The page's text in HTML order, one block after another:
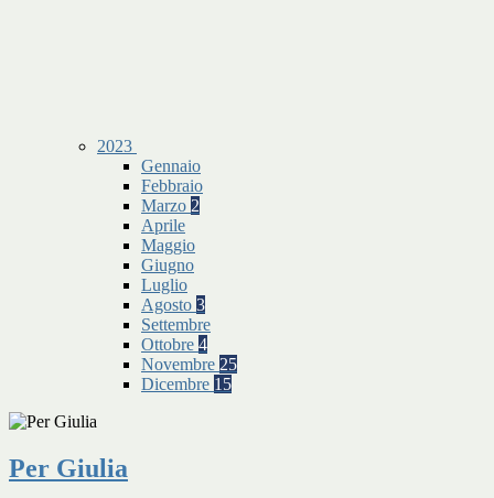
2023
Gennaio
Febbraio
Marzo 2
Aprile
Maggio
Giugno
Luglio
Agosto 3
Settembre
Ottobre 4
Novembre 25
Dicembre 15
Per Giulia